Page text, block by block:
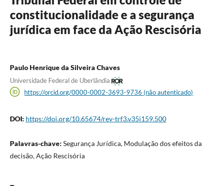
constitucionalidade e a segurança
jurídica em face da Ação Rescisória
Paulo Henrique da Silveira Chaves
Universidade Federal de Uberlândia
https://orcid.org/0000-0002-3693-9736 (não autenticado)
DOI: https://doi.org/10.65674/rev-trf3.v35i159.500
Palavras-chave: Segurança Jurídica, Modulação dos efeitos da
decisão, Ação Rescisória